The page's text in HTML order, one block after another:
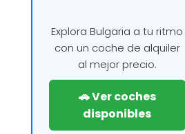
Explora Bulgaria a tu ritmo
con un coche de alquiler
al mejor precio.
🚗 Ver coches
disponibles